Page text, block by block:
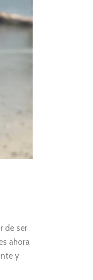
de ser
ahora
y